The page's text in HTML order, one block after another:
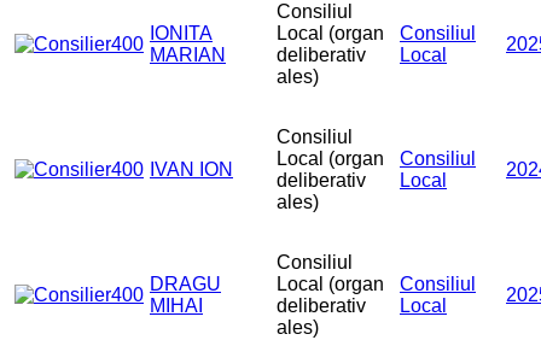
IONITA
MARIAN
Consiliul
Local (organ
deliberativ
ales)
Consiliul
Local
IVAN ION
Consiliul
Local (organ
deliberativ
ales)
Consiliul
Local
DRAGU
MIHAI
Consiliul
Local (organ
deliberativ
ales)
Consiliul
Local